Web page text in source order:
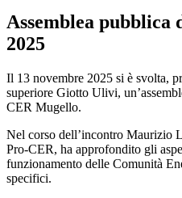
Assemblea pubblica
2025
Il 13 novembre 2025 si è svolta,
superiore Giotto Ulivi,
CER Mugello.
Nel corso dell’incontro Maurizio
Pro-CER, ha approfondito gli
funzionamento delle Comunità
specifici.